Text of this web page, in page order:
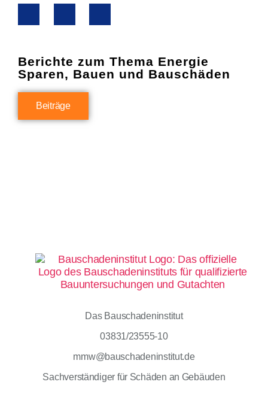
Berichte zum Thema Energie
Sparen, Bauen und Bauschäden
Beiträge
Das Bauschadeninstitut
03831/23555-10
mmw@bauschadeninstitut.de
Sachverständiger für Schäden an Gebäuden